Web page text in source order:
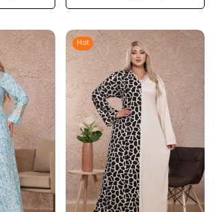
Hot